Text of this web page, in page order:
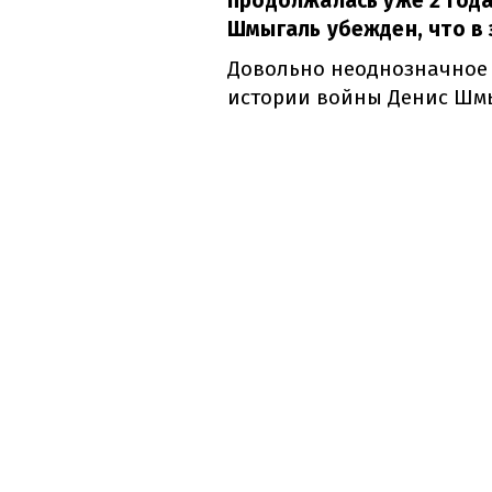
Шмыгаль убежден, что в
Довольно
истории войны Денис